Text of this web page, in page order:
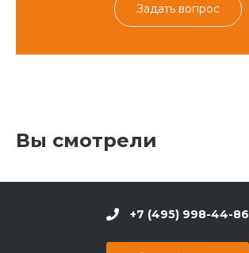
Задать вопрос
Вы смотрели
+7 (495) 998-44-86